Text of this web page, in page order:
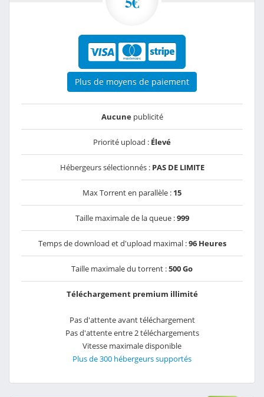
Plus de moyens de paiement
Aucunepublicité
Priorité upload : Élevé
Hébergeurs sélectionnés : PAS DE LIMITE
Max Torrent en parallèle : 15
Taille maximale de la queue :999
Temps de download et d'upload maximal :96 Heures
Taille maximale du torrent :500 Go
Téléchargement premium illimité
Pas d'attente avant téléchargement
Pas d'attente entre 2 téléchargements
Vitesse maximale disponible
Plus de 300 hébergeurs supportés